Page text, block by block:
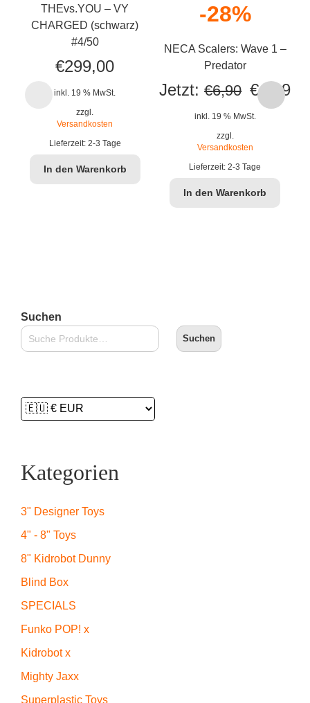
THEvs.YOU – VY
CHARGED (schwarz)
#4/50
€299,00
inkl. 19 % MwSt.
zzgl.
Versandkosten
Lieferzeit: 2-3 Tage
In den Warenkorb
-28%
NECA Scalers: Wave 1 –
Predator
Jetzt: €6,90
Preis
€6,90
€4,99
inkl. 19 % MwSt.
zzgl.
Versandkosten
Lieferzeit:2-3 Tage
In den Warenkorb
Suchen
Suchen
Kategorien
3" Designer Toys
4" - 8" Toys
8" Kidrobot Dunny
Blind Box
SPECIALS
Funko POP! x
Kidrobot x
Mighty Jaxx
Superplastic Toys